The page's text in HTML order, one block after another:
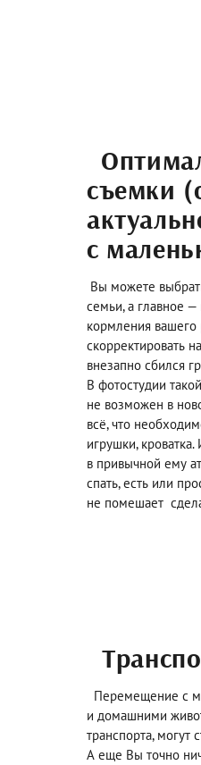
съемки
с
Вы можете
семьи, а главное
кормления
скорректировать
внезапно сбился
В фотостудии
не возможен в
всё, что
игрушки,
в привычной ему
спать, есть или
не помешает
Перемещение с
и домашними
транспорта, могут
А еще Вы точно